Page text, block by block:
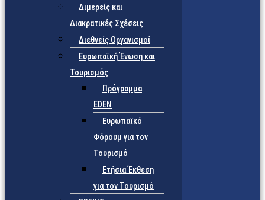
Διμερείς και
Διακρατικές Σχέσεις
Διεθνείς Οργανισμοί
Ευρωπαϊκή Ένωση και
Τουρισμός
Πρόγραμμα
EDEN
Ευρωπαϊκό
Φόρουμ για τον
Τουρισμό
Ετήσια Έκθεση
για τον Τουρισμό